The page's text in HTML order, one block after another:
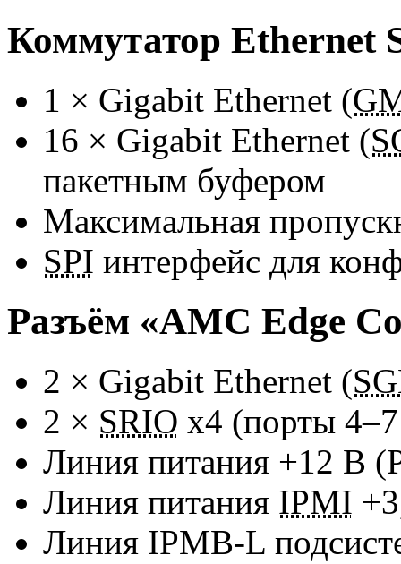
Коммутатор Ethernet
1 × Gigabit Ethernet (
16 × Gigabit Ethernet (
пакетным буфером
Максимальная
SPI интерфейс для
Разъём «AMC Edge
2 × Gigabit Ethernet (
2 × SRIO x4 (порты 4–7
Линия питания +12 В
Линия питания IPMI
Линия IPMB-L